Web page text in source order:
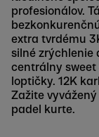
profesionálov.
extra tvrdému
silné zrýchlenie
centrálny
loptičky. 12K
Zažite
padel kurte.